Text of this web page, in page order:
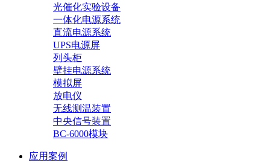
光催化实验设备
一体化电源系统
直流电源系统
UPS电源屏
列头柜
壁挂电源系统
模拟屏
放电仪
无线测温装置
中央信号装置
BC-6000模块
应用案例